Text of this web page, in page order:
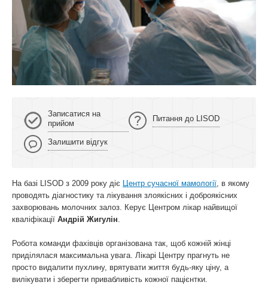
Записатися на
прийом
Питання до LISOD
Залишити відгук
На базі LISOD з 2009 року діє Центр сучасної мамології, в якому
проводять діагностику та лікування злоякісних і доброякісних
захворювань молочних залоз. Керує Центром лікар найвищої
кваліфікації Андрій Жигулін.
Робота команди фахівців організована так, щоб кожній жінці
приділялася максимальна увага. Лікарі Центру прагнуть не
просто видалити пухлину, врятувати життя будь-яку ціну, а
вилікувати і зберегти привабливість кожної пацієнтки.